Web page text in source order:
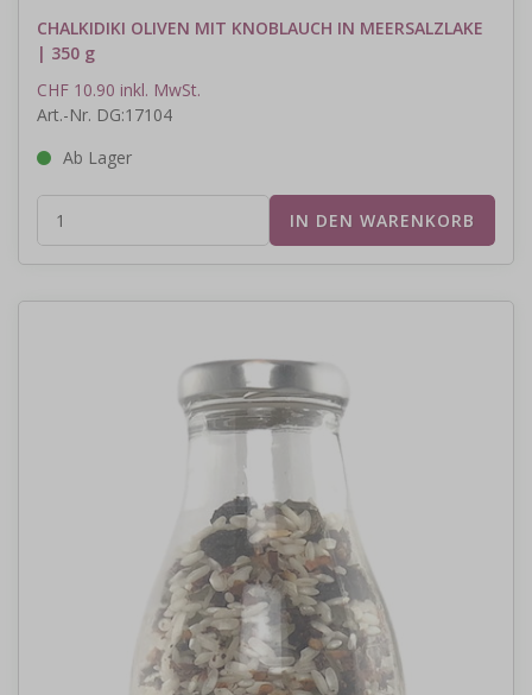
CHALKIDIKI OLIVEN MIT KNOBLAUCH IN MEERSALZLAKE
| 350 g
CHF 10.90 inkl. MwSt.
Art.-Nr. DG:17104
Ab Lager